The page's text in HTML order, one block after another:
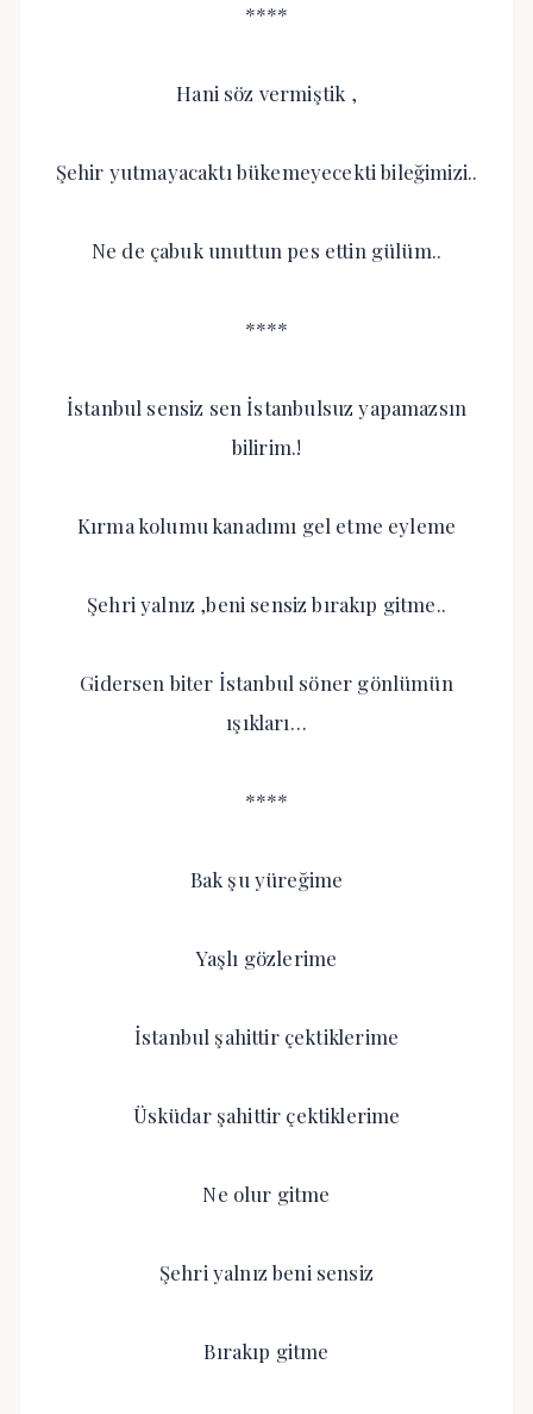
****
Hani söz vermiştik ,
Şehir yutmayacaktı bükemeyecekti bileğimizi..
Ne de çabuk unuttun pes ettin gülüm..
****
İstanbul sensiz sen İstanbulsuz yapamazsın
bilirim.!
Kırma kolumu kanadımı gel etme eyleme
Şehri yalnız ,beni sensiz bırakıp gitme..
Gidersen biter İstanbul söner gönlümün
ışıkları…
****
Bak şu yüreğime
Yaşlı gözlerime
İstanbul şahittir çektiklerime
Üsküdar şahittir çektiklerime
Ne olur gitme
Şehri yalnız beni sensiz
Bırakıp gitme